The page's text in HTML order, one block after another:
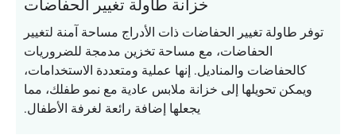
خزانة طاولة تغيير الحفاضات
توفر طاولة تغيير الحفاضات ذات الأدراج مساحة آمنة لتغيير
الحفاضات، مع مساحة تخزين مدمجة للضروريات
كالحفاضات والمناديل. إنها عملية ومتعددة الاستخدامات،
ويمكن تحويلها إلى خزانة ملابس عادية مع نمو طفلك، مما
يجعلها إضافة رائعة لغرفة الأطفال.